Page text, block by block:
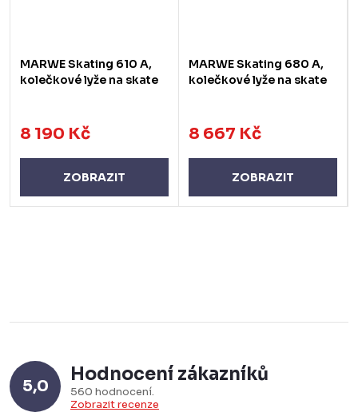
MARWE Skating 610 A,
kolečkové lyže na skate
8 190 Kč
ZOBRAZIT
MARWE Skating 680 A,
kolečkové lyže na skate
8 667 Kč
ZOBRAZIT
5,0
Hodnocení zákazníků
560 hodnocení
Zobrazit recenze